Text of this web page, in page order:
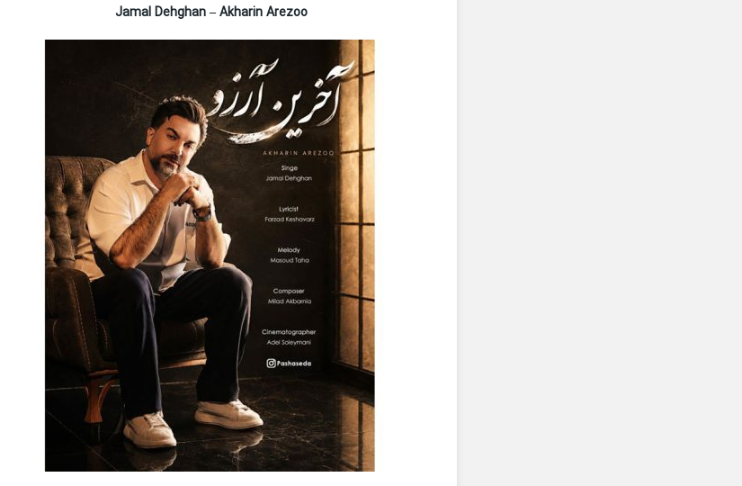
Jamal Dehghan – Akharin Arezoo